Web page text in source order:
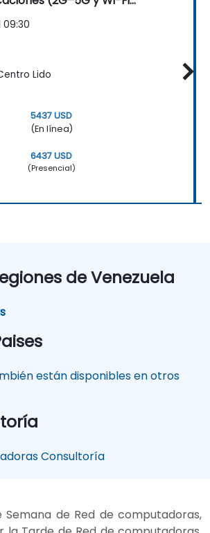
09:30
Lido
5437 USD
(En línea)
6437 USD
(Presencial)
de Venezuela
están disponibles en otros
Consultoría
Semana de Red de computadoras,